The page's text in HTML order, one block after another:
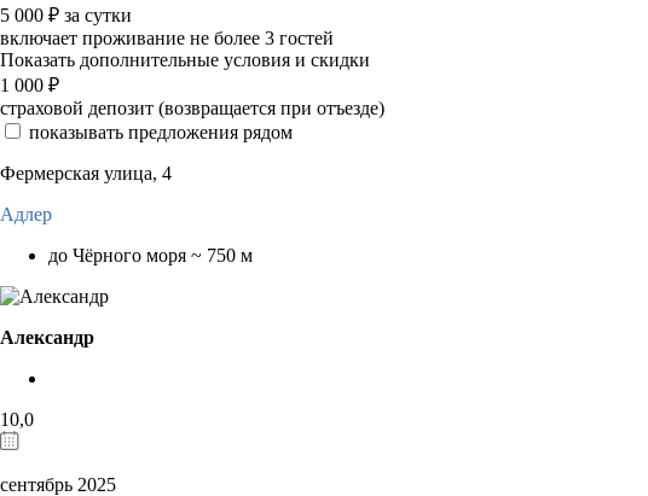
5 000 ₽ за сутки
включает проживание не более 3 гостей
Показать дополнительные условия и скидки
1 000 ₽
страховой депозит (возвращается при отъезде)
показывать предложения рядом
Фермерская улица, 4
Адлер
до Чёрного моря ~ 750 м
Александр
10,0
сентябрь 2025